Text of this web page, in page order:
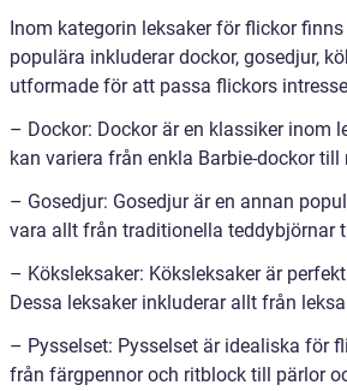
Inom kategorin leksaker för flickor
populära inkluderar dockor, gosedjur,
utformade för att passa flickors
– Dockor: Dockor är en klassiker inom
kan variera från enkla Barbie-dockor
– Gosedjur: Gosedjur är en annan
vara allt från traditionella teddybjörnar
– Köksleksaker: Köksleksaker är
Dessa leksaker inkluderar allt från
– Pysselset: Pysselset är idealiska för
från färgpennor och ritblock till pärlor